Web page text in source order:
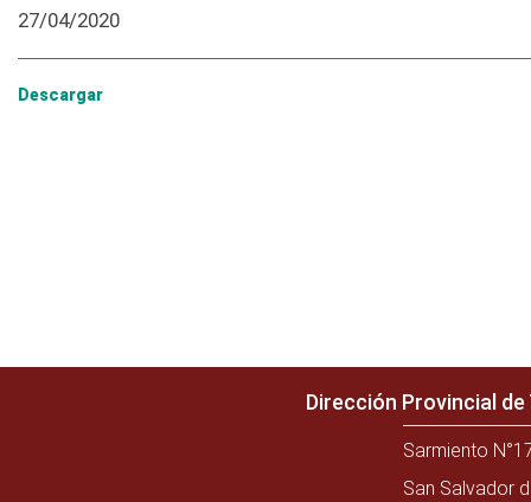
27/04/2020
Descargar
Dirección Provincial
Sarmiento
San Salvador